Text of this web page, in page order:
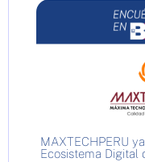
MAXTECHPERU
Ecosistema Digital